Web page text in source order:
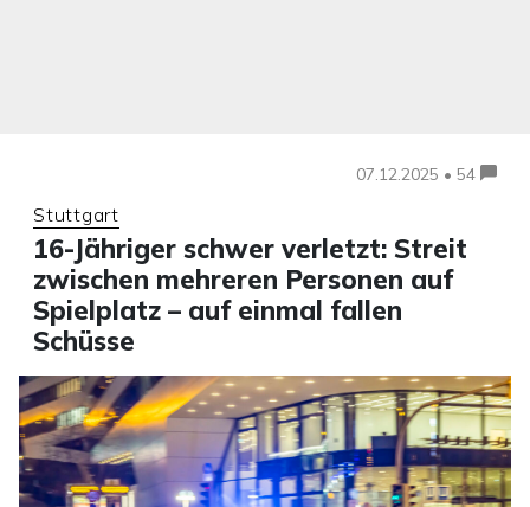
07.12.2025 • 54
Stuttgart
16-Jähriger schwer verletzt: Streit
zwischen mehreren Personen auf
Spielplatz – auf einmal fallen
Schüsse